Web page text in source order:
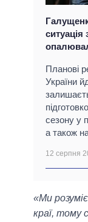
ситуація
Планові
України
сезону у
а також
12 серпня
«Ми
краї, тому